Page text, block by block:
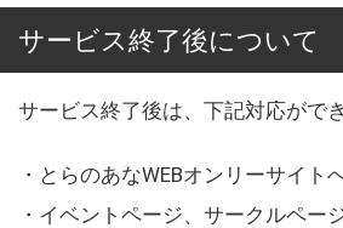
サービス終了後について
サービス終了後は、下記対応がで
・とらのあなWEBオンリーサイト
・イベントページ、サークルペー